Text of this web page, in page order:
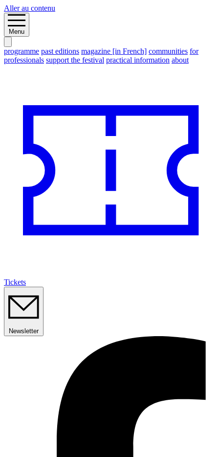
Aller au contenu
Menu
programme past editions magazine [in French] communities for
professionals support the festival practical information about
Tickets
Newsletter